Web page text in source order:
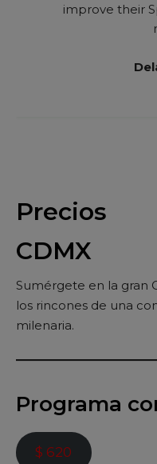
improve their
Precios
CDMX
Sumérgete en la gran
los rincones de una
milenaria.
Programa
$ 620